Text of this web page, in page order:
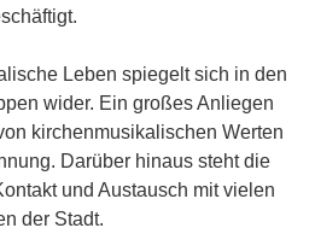
Leben spiegelt sich in den
wider. Ein großes Anliegen
kirchenmusikalischen Werten
Darüber hinaus steht die
und Austausch mit vielen
der Stadt.